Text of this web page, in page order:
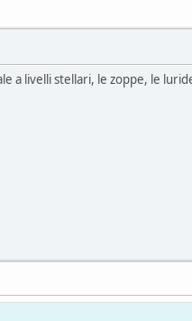
a livelli stellari, le zoppe, le